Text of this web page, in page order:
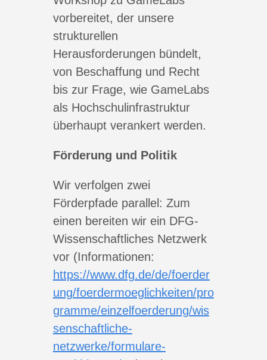
vorbereitet, der unsere
strukturellen
Herausforderungen bündelt,
von Beschaffung und Recht
bis zur Frage, wie GameLabs
als Hochschulinfrastruktur
überhaupt verankert werden.
Förderung und Politik
Wir verfolgen zwei
Förderpfade parallel: Zum
einen bereiten wir ein DFG-
Wissenschaftliches Netzwerk
vor (Informationen:
https://www.dfg.de/de/foerder
ung/foerdermoeglichkeiten/pro
gramme/einzelfoerderung/wis
senschaftliche-
netzwerke/formulare-